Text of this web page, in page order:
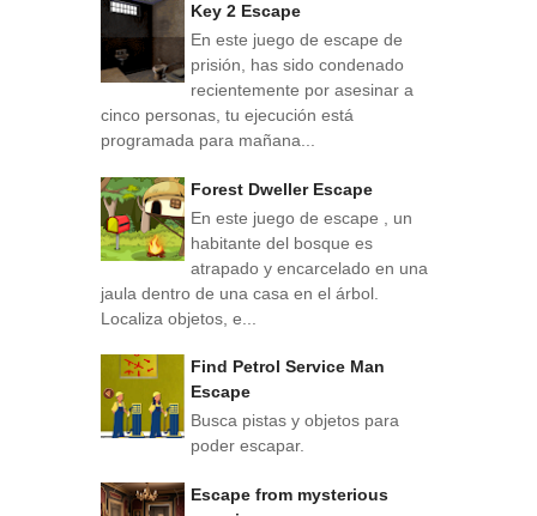
Key 2 Escape
En este juego de escape de
prisión, has sido condenado
recientemente por asesinar a
cinco personas, tu ejecución está
programada para mañana...
Forest Dweller Escape
En este juego de escape , un
habitante del bosque es
atrapado y encarcelado en una
jaula dentro de una casa en el árbol.
Localiza objetos, e...
Find Petrol Service Man
Escape
Busca pistas y objetos para
poder escapar.
Escape from mysterious